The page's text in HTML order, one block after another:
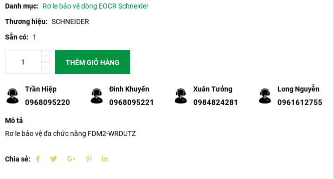
Danh mục:
Rơ le bảo vệ dòng EOCR Schneider
Thương hiệu: SCHNEIDER
Sẵn có:
1
THÊM GIỎ HÀNG
Trần Hiệp
0968095220
Đình Khuyến
0968095221
Xuân Tưởng
0984824281
Long Nguyễn
0961612755
Mô tả
Rơ le bảo vệ đa chức năng FDM2-WRDUTZ
Chia sẻ: